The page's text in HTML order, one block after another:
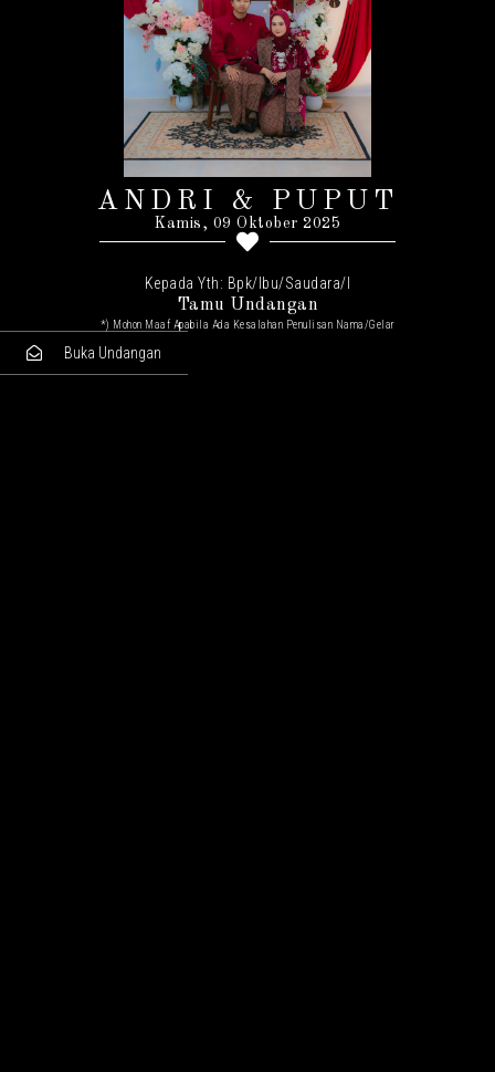
ANDRI & PUPUT
Kamis, 09 Oktober 2025
Kepada Yth: Bpk/Ibu/Saudara/I
Tamu Undangan
*) Mohon Maaf Apabila Ada Kesalahan Penulisan Nama/gelar
Buka Undangan